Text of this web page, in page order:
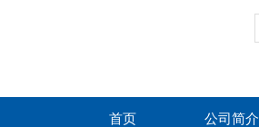
首页 公司简介